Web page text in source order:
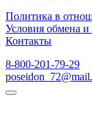
Политика в
Условия обмена и
Контакты
8-800-201-79-29